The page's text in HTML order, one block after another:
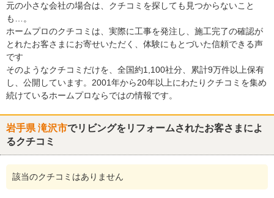
元の小さな会社の場合は、クチコミを探しても見つからないこと
も…。
ホームプロのクチコミは、実際に工事を発注し、施工完了の確認が
とれたお客さまにお寄せいただく、体験にもとづいた信頼できる声
です
そのようなクチコミだけを、全国約1,100社分、累計9万件以上保有
し、公開しています。2001年から20年以上にわたりクチコミを集め
続けているホームプロならではの情報です。
岩手県 滝沢市でリビングをリフォームされたお客さまによ
るクチコミ
該当のクチコミはありません